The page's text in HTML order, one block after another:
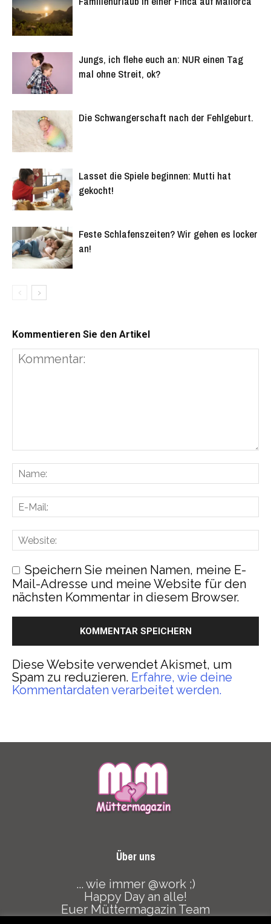
Jungs, ich flehe euch an: NUR einen Tag
mal ohne Streit, ok?
Die Schwangerschaft nach der Fehlgeburt.
Lasset die Spiele beginnen: Mutti hat
gekocht!
Feste Schlafenszeiten? Wir gehen es locker
an!
Kommentieren Sie den Artikel
Speichern Sie meinen Namen, meine E-
Mail-Adresse und meine Website für den
nächsten Kommentar in diesem Browser.
Diese Website verwendet Akismet, um
Spam zu reduzieren. Erfahre, wie deine
Kommentardaten verarbeitet werden.
Über uns
... wie immer @work ;)
Happy Day an alle!
Euer Müttermagazin Team